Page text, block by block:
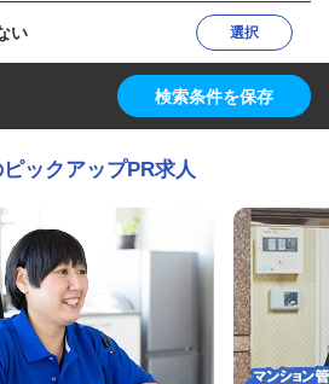
い 選択
検索条件を保存
ックアップPR求人